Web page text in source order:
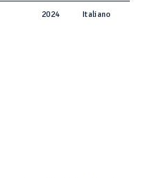
2024 Italiano